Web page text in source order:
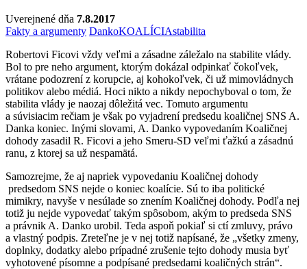
Uverejnené dňa 7.8.2017
Fakty a argumenty DankoKOALÍCIAstabilita
Robertovi Ficovi vždy veľmi a zásadne záležalo na stabilite vlády.
Bol to pre neho argument, ktorým dokázal odpinkať čokoľvek,
vrátane podozrení z korupcie, aj kohokoľvek, či už mimovládnych
politikov alebo médiá. Hoci nikto a nikdy nepochyboval o tom, že
stabilita vlády je naozaj dôležitá vec. Tomuto argumentu
a súvisiacim rečiam je však po vyjadrení predsedu koaličnej SNS A.
Danka koniec. Inými slovami, A. Danko vypovedaním Koaličnej
dohody zasadil R. Ficovi a jeho Smeru-SD veľmi ťažkú a zásadnú
ranu, z ktorej sa už nespamätá.
Samozrejme, že aj napriek vypovedaniu Koaličnej dohody
predsedom SNS nejde o koniec koalície. Sú to iba politické
mimikry, navyše v nesúlade so znením Koaličnej dohody. Podľa nej
totiž ju nejde vypovedať takým spôsobom, akým to predseda SNS
a právnik A. Danko urobil. Teda aspoň pokiaľ si ctí zmluvy, právo
a vlastný podpis. Zreteľne je v nej totiž napísané, že „všetky zmeny,
doplnky, dodatky alebo prípadné zrušenie tejto dohody musia byť
vyhotovené písomne a podpísané predsedami koaličných strán“.